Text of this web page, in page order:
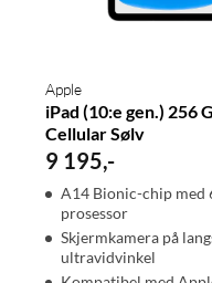
Apple
iPad (10:e gen.) 256
Cellular Sølv
9 195,-
A14 Bionic-chip med
prosessor
Skjermkamera på
ultravidvinkel